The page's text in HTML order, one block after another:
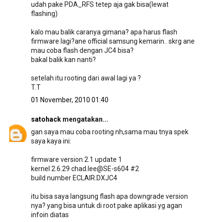
udah pake PDA_RFS tetep aja gak bisa(lewat
flashing)
kalo mau balik caranya gimana? apa harus flash
firmware lagi?ane official samsung kemarin.. skrg ane
mau coba flash dengan JC4 bisa?
bakal balik kan nanti?
setelah itu rooting dari awal lagi ya ?
T.T
01 November, 2010 01:40
satohackmengatakan...
gan saya mau coba rooting nh,sama mau tnya spek
saya kaya ini:
firmware version 2.1 update 1
kernel 2.6.29 chad.lee@SE-s604 #2
build number ECLAIR.DXJC4
itu bisa saya langsung flash apa downgrade version
nya? yang bisa untuk di root pake aplikasi yg agan
infoin diatas